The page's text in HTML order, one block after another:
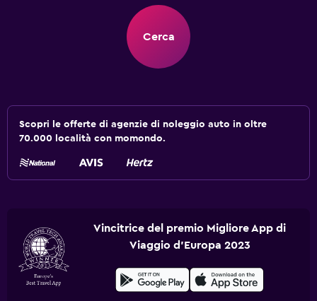
Cerca
Scopri le offerte di agenzie di noleggio auto in oltre
70.000 località con momondo.
Vincitrice del premio Migliore App di
Viaggio d'Europa 2023